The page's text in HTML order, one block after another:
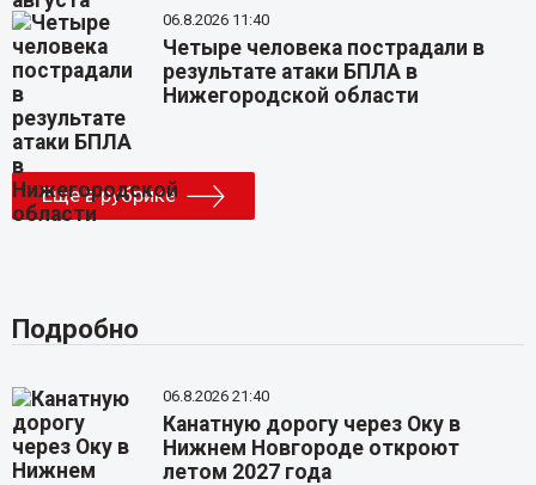
06.8.2026 11:40
Четыре человека пострадали в
результате атаки БПЛА в
Нижегородской области
Еще в рубрике
Подробно
06.8.2026 21:40
Канатную дорогу через Оку в
Нижнем Новгороде откроют
летом 2027 года